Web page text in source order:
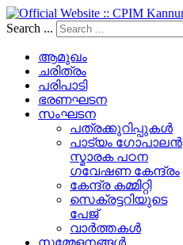
Search ...
ആമുഖം
ചരിത്രം
പരിപാടി
ഭരണഘടന
സംഘടന
പത്രക്കുറിപ്പുകള്‍
പാട്യം ഗോപാലൻ
സ്മാരക പഠന
ഗവേഷണ കേന്ദ്രം
കേന്ദ്ര കമ്മിറ്റി
സെക്രട്ടറിയുടെ
പേജ്‌
വാർത്തകൾ
സമ്മേളനങ്ങൾ